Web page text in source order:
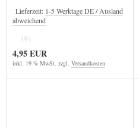
Lieferzeit: 1-5 Werktage DE / Ausland
abweichend
(0)
4,95 EUR
inkl. 19 % MwSt. zzgl. Versandkosten